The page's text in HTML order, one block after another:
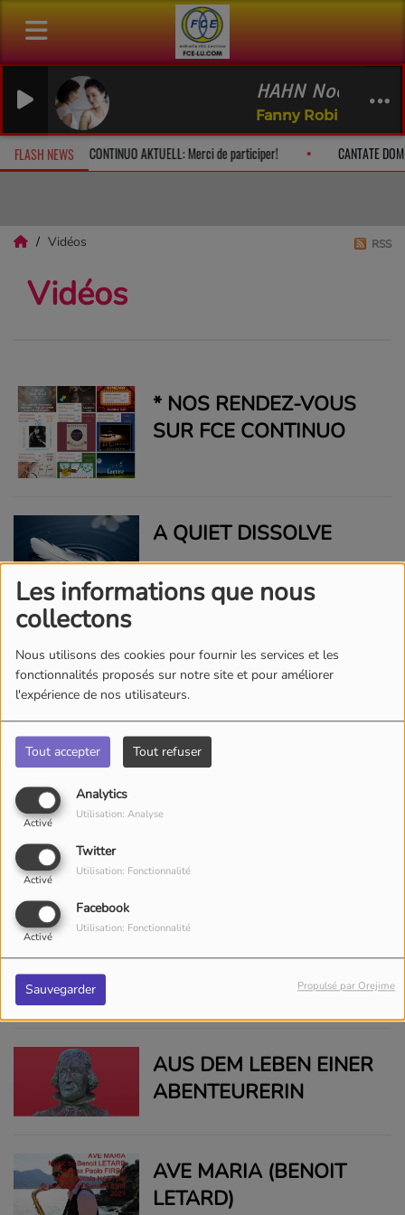
Les informations que nous
collectons
Nous utilisons des cookies pour fournir les services et les
fonctionnalités proposés sur notre site et pour améliorer
l'expérience de nos utilisateurs.
Tout accepter Tout refuser
Analytics
Activé
Utilisation: Analyse
Twitter
Activé
Utilisation: Fonctionnalité
Facebook
Activé
Utilisation: Fonctionnalité
Sauvegarder Propulsé par Orejime
HAHN Nocturne
Fanny Robilliard &
FLASH NEWS
à 10h CONTINUO AKTUELL: Merci de participer! CANTATE
Vidéos
Vidéos
RSS
* NOS RENDEZ-VOUS
SUR FCE CONTINUO
A QUIET DISSOLVE
2024
AJSB FEAT
BABOUCHKA -
VIDA - VALS PERUANO
AMÉLIE
AUS DEM LEBEN EINER
ABENTEURERIN
AVE MARIA (BENOIT
LETARD)